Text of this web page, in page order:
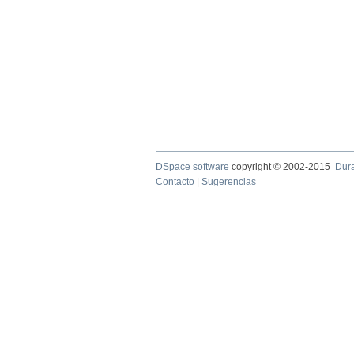
DSpace software copyright © 2002-2015
Contacto
Sugerencias